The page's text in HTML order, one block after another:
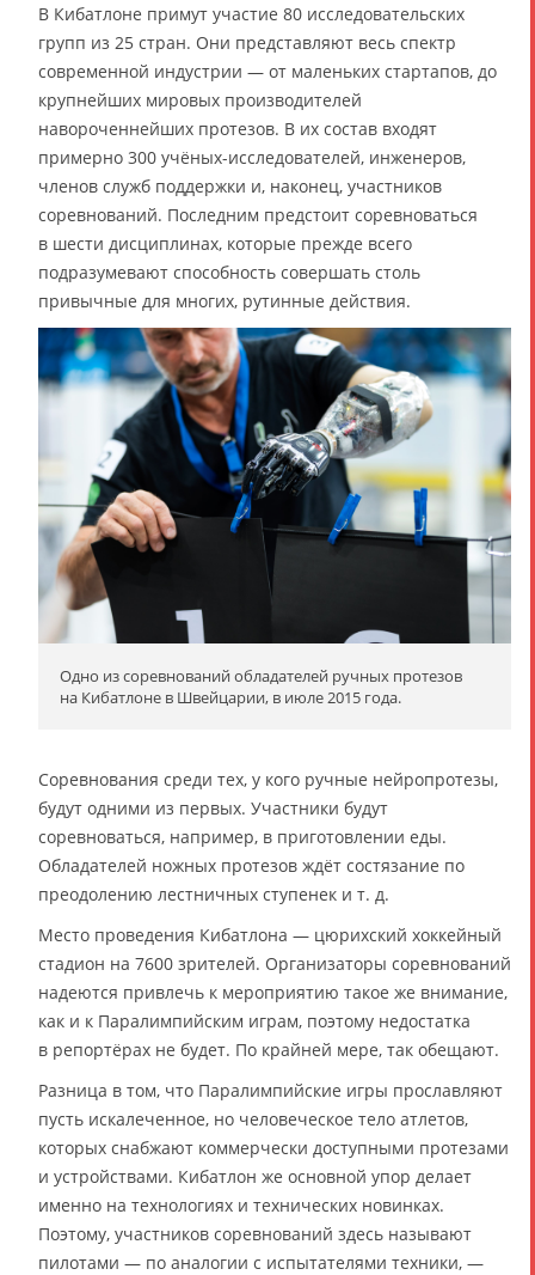
В Кибатлоне примут участие 80 исследовательских
групп из 25 стран. Они представляют весь спектр
современной индустрии — от маленьких стартапов, до
крупнейших мировых производителей
навороченнейших протезов. В их состав входят
примерно 300 учёных-исследователей, инженеров,
членов служб поддержки и, наконец, участников
соревнований. Последним предстоит соревноваться
в шести дисциплинах, которые прежде всего
подразумевают способность совершать столь
привычные для многих, рутинные действия.
Одно из соревнований обладателей ручных протезов
на Кибатлоне в Швейцарии, в июле 2015 года.
Соревнования среди тех, у кого ручные нейропротезы,
будут одними из первых. Участники будут
соревноваться, например, в приготовлении еды.
Обладателей ножных протезов ждёт состязание по
преодолению лестничных ступенек и т. д.
Место проведения Кибатлона — цюрихский хоккейный
стадион на 7600 зрителей. Организаторы соревнований
надеются привлечь к мероприятию такое же внимание,
как и к Паралимпийским играм, поэтому недостатка
в репортёрах не будет. По крайней мере, так обещают.
Разница в том, что Паралимпийские игры прославляют
пусть искалеченное, но человеческое тело атлетов,
которых снабжают коммерчески доступными протезами
и устройствами. Кибатлон же основной упор делает
именно на технологиях и технических новинках.
Поэтому, участников соревнований здесь называют
пилотами — по аналогии с испытателями техники, —